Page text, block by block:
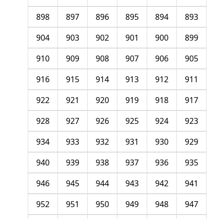
893
894
895
896
897
898
899
900
901
902
903
904
905
906
907
908
909
910
911
912
913
914
915
916
917
918
919
920
921
922
923
924
925
926
927
928
929
930
931
932
933
934
935
936
937
938
939
940
941
942
943
944
945
946
947
948
949
950
951
952